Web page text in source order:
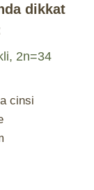
dikkat
2n=34
cinsi